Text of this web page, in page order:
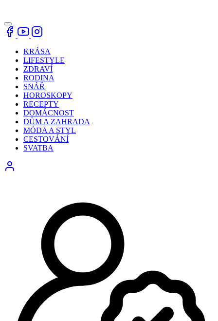
KRÁSA
LIFESTYLE
ZDRAVÍ
RODINA
SNÁŘ
HOROSKOPY
RECEPTY
DOMÁCNOST
DŮM A ZAHRADA
MÓDA A STYL
CESTOVÁNÍ
SVATBA